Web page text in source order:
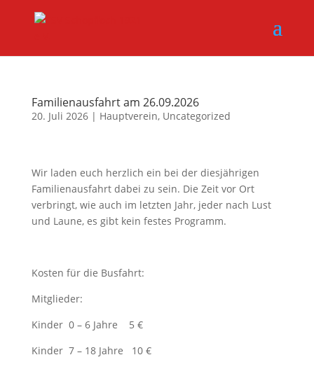
Familienausfahrt am 26.09.2026
20. Juli 2026| Hauptverein, Uncategorized
Wir laden euch herzlich ein bei der diesjährigen
Familienausfahrt dabei zu sein. Die Zeit vor Ort
verbringt, wie auch im letzten Jahr, jeder nach Lust
und Laune, es gibt kein festes Programm.
Kosten für die Busfahrt:
Mitglieder:
Kinder 0 – 6 Jahre 5 €
Kinder 7 – 18 Jahre 10 €